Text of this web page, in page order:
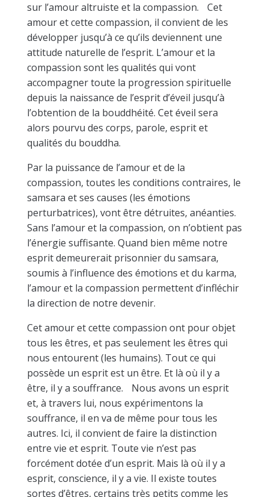
sur l’amour altruiste et la compassion. Cet
amour et cette compassion, il convient de les
développer jusqu’à ce qu’ils deviennent une
attitude naturelle de l’esprit. L’amour et la
compassion sont les qualités qui vont
accompagner toute la progression spirituelle
depuis la naissance de l’esprit d’éveil jusqu’à
l’obtention de la bouddhéité. Cet éveil sera
alors pourvu des corps, parole, esprit et
qualités du bouddha.
Par la puissance de l’amour et de la
compassion, toutes les conditions contraires, le
samsara et ses causes (les émotions
perturbatrices), vont être détruites, anéanties.
Sans l’amour et la compassion, on n’obtient pas
l’énergie suffisante. Quand bien même notre
esprit demeurerait prisonnier du samsara,
soumis à l’influence des émotions et du karma,
l’amour et la compassion permettent d’infléchir
la direction de notre devenir.
Cet amour et cette compassion ont pour objet
tous les êtres, et pas seulement les êtres qui
nous entourent (les humains). Tout ce qui
possède un esprit est un être. Et là où il y a
être, il y a souffrance. Nous avons un esprit
et, à travers lui, nous expérimentons la
souffrance, il en va de même pour tous les
autres. Ici, il convient de faire la distinction
entre vie et esprit. Toute vie n’est pas
forcément dotée d’un esprit. Mais là où il y a
esprit, conscience, il y a vie. Il existe toutes
sortes d’êtres, certains très petits comme les